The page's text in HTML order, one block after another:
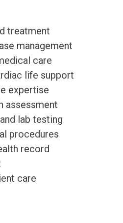
treatment
management
care
life support
expertise
assessment
lab testing
procedures
record
care